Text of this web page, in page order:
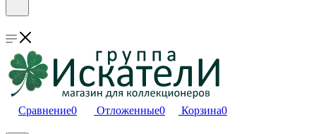
Сравнение0 Отложенные0 Корзина0